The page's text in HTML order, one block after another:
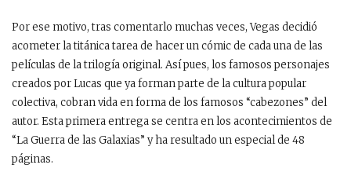
Por ese motivo, tras comentarlo muchas veces, Vegas decidió
acometer la titánica tarea de hacer un cómic de cada una de las
películas de la trilogía original. Así pues, los famosos personajes
creados por Lucas que ya forman parte de la cultura popular
colectiva, cobran vida en forma de los famosos “cabezones” del
autor. Esta primera entrega se centra en los acontecimientos de
“La Guerra de las Galaxias” y ha resultado un especial de 48
páginas.